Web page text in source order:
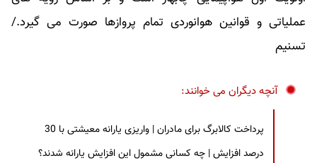
عملیاتی و قوانین هوانوردی تمام پروازها صورت می گیرد./
تسنیم
آنچه دیگران می خوانند:
پرداخت کالابرگ برای مادران | واریزی یارانه معیشتی با 30
درصد افزایش | چه کسانی مشمول این افزایش یارانه شدند؟